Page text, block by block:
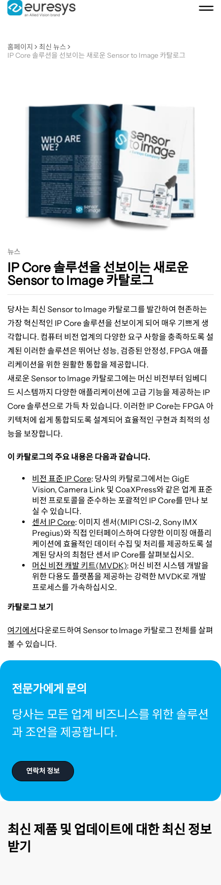
홈페이지
최신 뉴스
IP Core 솔루션을 선보이는 새로운 Sensor to Image 카탈로그
Core
을
선
보
이
는
새
로
운
Sensor
to
Image
탈
로
그
뉴스
IP Core 솔루션을 선보이는 새로운
Sensor to Image 카탈로그
당사는 최신 Sensor to Image 카탈로그를 발간하여 현존하는
가장 혁신적인 IP Core솔루션을 선보이게 되어 매우 기쁘게 생
각합니다. 컴퓨터 비전 업계의 다양한 요구 사항을 충족하도록 설
계된 이러한 솔루션은 뛰어난 성능, 검증된 안정성, FPGA 애플
리케이션을 위한 원활한 통합을 제공합니다.
새로운 Sensor to Image 카탈로그에는 머신 비전부터 임베디
드 시스템까지 다양한 애플리케이션에 고급 기능을 제공하는 IP
Core솔루션으로 가득 차 있습니다. 이러한IP Core는 FPGA 아
키텍처에 쉽게 통합되도록 설계되어 효율적인 구현과 최적의 성
능을 보장합니다.
이 카탈로그의 주요 내용은 다음과 같습니다.
비전 표준 IP Core: 당사의 카탈로그에서는 GigE
Vision, Camera Link 및 CoaXPress와 같은 업계 표준
비전 프로토콜을 준수하는 포괄적인 IP Core를 만나 보
실 수 있습니다.
센서 IP Core: 이미지 센서(MIPI CSI-2, Sony IMX
Pregius)와 직접 인터페이스하여 다양한 이미징 애플리
케이션에 효율적인 데이터 수집 및 처리를 제공하도록 설
계된 당사의 최첨단 센서 IP Core를 살펴보십시오.
머신 비전 캐발 키트(MVDK): 머신 비전 시스템 개발을
위한 다용도 플랫폼을 제공하는 강력한MVDK로 개발
프로세스를 가속하십시오.
카탈로그 보기
여기에서 다운로드하여 Sensor to Image 카탈로그 전체를 살펴
볼 수 있습니다.
전문가에게 문의
당사는 모든 업계 비즈니스를 위한 솔루션
과 조언을 제공합니다.
연락처 정보
최신 제품 및 업데이트에 대한 최신 정보
받기